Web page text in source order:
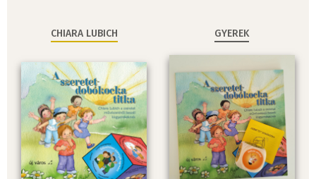
CHIARA LUBICH GYEREK